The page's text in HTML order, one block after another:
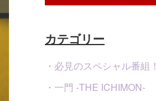
カテゴリー
・必見のスペシャル番組！
・一門 -THE ICHIMON-